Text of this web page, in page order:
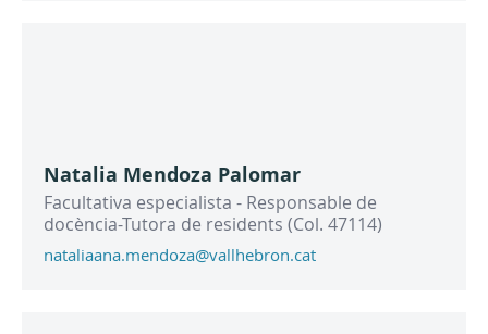
Natalia Mendoza Palomar
Facultativa especialista - Responsable de
docència-Tutora de residents (Col. 47114)
nataliaana.mendoza@vallhebron.cat